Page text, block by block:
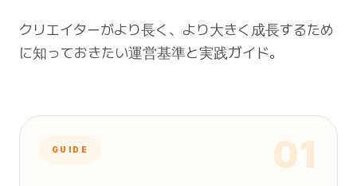
クリエイターがより長く、より大きく成長するため
に知っておきたい運営基準と実践ガイド。
GUIDE 01